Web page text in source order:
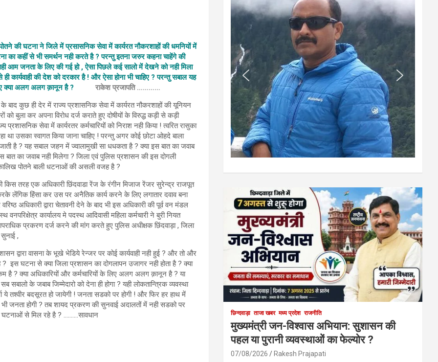
की घटना ने जिले में प्रसासनिक सेवा में कार्यरत नौकरशाहों की धमनियों में
का कहीं से भी समर्थन नही करते है ? परन्तु इतना जरुर कहना चाहेंगे की
आम जनता के लिए की गई हो , ऐसा पिछले कई सालो में देखने को नही मिला
कार्यवाही की देश को दरकार है ! और ऐसा होना भी चाहिए ? परन्तु सबाल यह
लिए क्या अलग अलग क़ानून है ?
राकेश प्रजापति …………
बाद कुछ ही देर में राज्य प्रशासनिक सेवा में कार्यरत नौकरशाहों की यूनियन
को बुला कर अपना विरोध दर्ज कराते हुए दोषीयों के विरुद्ध कड़ी से कड़ी
सेवा में कार्यरतर कर्मचारियों को निराश नही किया ! त्वरित रासुका
उसका स्वागत किया जाना चाहिए ! परन्तु अगर कोई छोटा ओहदे बाला
है ? यह सबाल जहन में ज्वालामुखी सा धधकता है ? क्या इस बात का जवाब
का जवाब नही मिलेगा ? जिला एवं पुलिस प्रशासन की इस दोगली
पोतने बाली धटनाओं की असली वजह है ?
किस तरह एक अधिकारी छिंदवाडा रेंज के रंगीन मिजाज रेंजर सुरेन्द्र राजपूत
लेंगिक हिंसा कर उस पर अनैतिक कार्य करने के लिए लगातार दवाव बना
अधिकारी द्वारा चेतावनी देने के बाद भी इस अधिकारी की पूर्व वन मंडल
कार्यालय मे पदस्थ आदिवासी महिला कर्मचारी ने बुरी नियत
प्रकरण दर्ज करने की मांग करते हुए पुलिस अधीक्षक छिंदवाड़ा , जिला
,
द्वारा वासना के भूखे भेडिये रेन्जर पर कोई कार्यवाही नही हुई ? और तो और
इस घटना से क्या जिला प्रशासन का दोगलापन उजागर नही होता है ? क्या
है ? क्या अधिकारियों और कर्मचारियों के लिए अलग अलग क़ानून है ? या
के जबाब जिम्मेदारो को देना ही होगा ? यही लोकतान्त्रिक व्यवस्था
ये तश्वीर बदसूरत हो जायेगी ! जनता सडको पर होगी ! और फिर हर हाथ में
जनता होगी ? तब शायद प्रकरण की सुनवाई अदालतों में नही सडको पर
घटनाओं से मिल रहे है ? ……….सावधान
छिन्दवाड़ा ताजा खबर मध्य प्रदेश राजनीति
मुख्यमंत्री जन-विश्वास अभियान: सुशासन की
पहल या पुरानी व्यवस्थाओं का फेल्योर ?
07/08/2026 Rakesh Prajapati